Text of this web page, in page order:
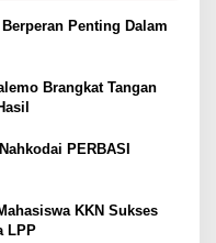
Penting Dalam
Brangkat Tangan
PERBASI
KKN Sukses
LPP